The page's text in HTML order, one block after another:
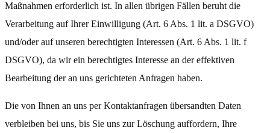
Maßnahmen erforderlich ist. In allen übrigen Fällen beruht die
Verarbeitung auf Ihrer Einwilligung (Art. 6 Abs. 1 lit. a DSGVO)
und/oder auf unseren berechtigten Interessen (Art. 6 Abs. 1 lit. f
DSGVO), da wir ein berechtigtes Interesse an der effektiven
Bearbeitung der an uns gerichteten Anfragen haben.
Die von Ihnen an uns per Kontaktanfragen übersandten Daten
verbleiben bei uns, bis Sie uns zur Löschung auffordern, Ihre